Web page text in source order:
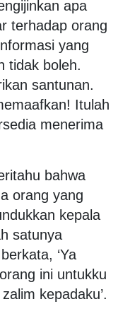
apa
terhadap orang
yang
tidak boleh.
santunan.
Itulah
menerima
bahwa
orang yang
kepala
satunya
‘Ya
ini untukku
kepadaku’.